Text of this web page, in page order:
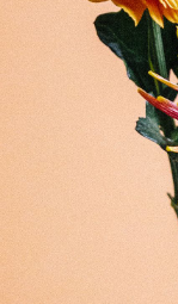
届いたお花
もし届いたお
不備があった
までご連絡く